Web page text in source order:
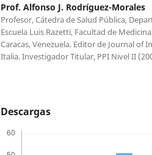
Prof. Alfonso J. Rodríguez-Morales
Profesor, Cátedra de Salud Pública,
Escuela Luis Razetti, Facultad de
Caracas, Venezuela. Editor de Journal of
Italia. Investigador Titular, PPI Nivel II
Descargas